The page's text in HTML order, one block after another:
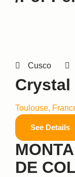
Crystal
Toulouse,
See Details
DE
Cusco